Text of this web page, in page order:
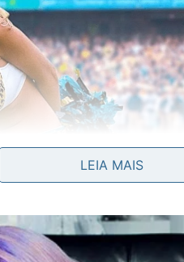
de pareamento.
em “Outros dispositivos”.
a confirmação de conexão.
LEIA MAIS